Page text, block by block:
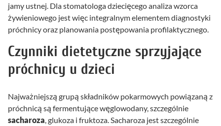
jamy ustnej. Dla stomatologa dziecięcego analiza wzorca
żywieniowego jest więc integralnym elementem diagnostyki
próchnicy oraz planowania postępowania profilaktycznego.
Czynniki dietetyczne sprzyjające
próchnicy u dzieci
Najważniejszą grupą składników pokarmowych powiązaną z
próchnicą są fermentujące węglowodany, szczególnie
sacharoza, glukoza i fruktoza. Sacharoza jest szczególnie